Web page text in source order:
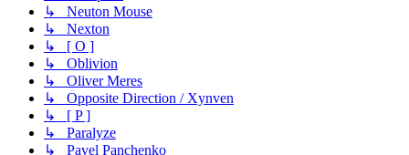
↳ Neuton Mouse
↳ Nexton
↳ [ O ]
↳ Oblivion
↳ Oliver Meres
↳ Opposite Direction / Xynven
↳ [ P ]
↳ Paralyze
↳ Pavel Panchenko